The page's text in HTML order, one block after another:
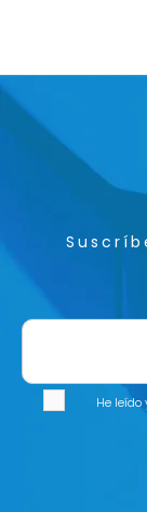
He leído